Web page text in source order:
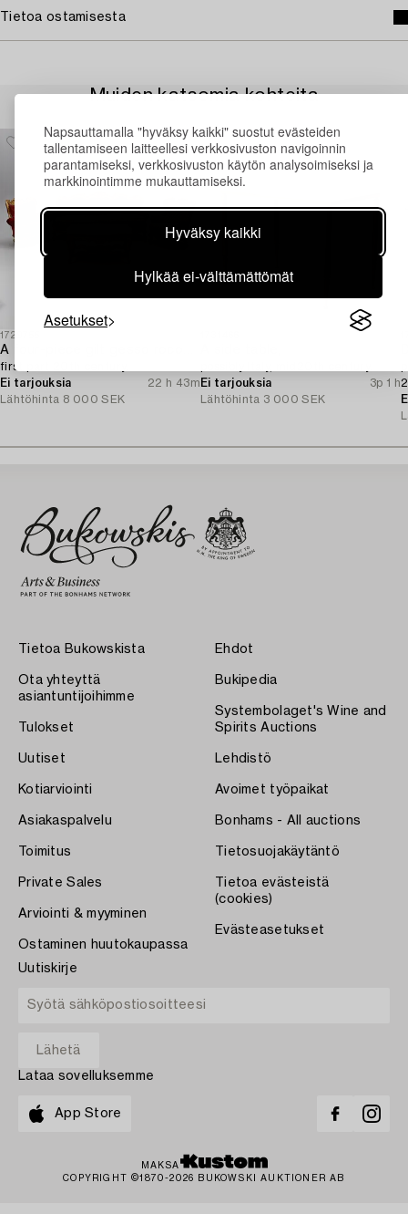
Napsauttamalla "hyväksy kaikki" suostut evästeiden
tallentamiseen laitteellesi verkkosivuston navigoinnin
parantamiseksi, verkkosivuston käytön analysoimiseksi ja
markkinointimme mukauttamiseksi.
Hyväksy kaikki
Hylkää ei-välttämättömät
Asetukset
Tietoa ostamisesta
Muiden katsomia kohteita
1729755
first part 20th century.
Ei tarjouksia
22 h 43m
Lähtöhinta 8 000 SEK
Ei tarjouksia
3p 1 h
Lähtöhinta 3 000 SEK
Tietoa Bukowskista
Ota yhteyttä
asiantuntijoihimme
Tulokset
Uutiset
Kotiarviointi
Asiakaspalvelu
Toimitus
Private Sales
Arviointi & myyminen
Ostaminen huutokaupassa
Ehdot
Bukipedia
Systembolaget's Wine and
Spirits Auctions
Lehdistö
Avoimet työpaikat
Bonhams - All auctions
Tietosuojakäytäntö
Tietoa evästeistä
(cookies)
Evästeasetukset
Uutiskirje
Lataa sovelluksemme
App Store
MAKSA
COPYRIGHT ©1870-2026 BUKOWSKI AUKTIONER AB